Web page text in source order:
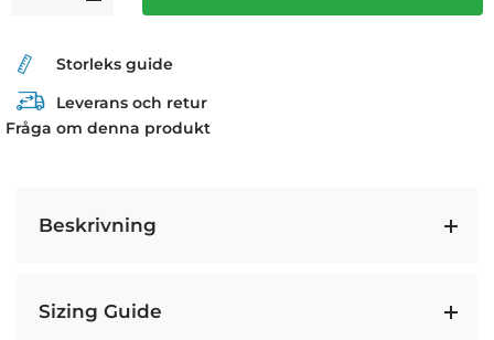
Storleks guide
Leverans och retur
Fråga om denna produkt
Beskrivning
Sizing Guide